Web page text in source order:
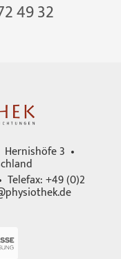
49 32
3 •
Telefax: +49 (0)2